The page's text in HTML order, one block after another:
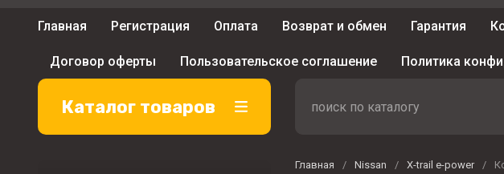
Главная Регистрация Оплата Возврат и обмен Гарантия
Договор оферты Пользовательское соглашение Политика
Каталог товаров
Главная / Nissan / X-trail e-power /